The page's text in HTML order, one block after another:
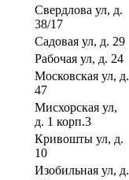
Свердлова ул, д.
38/17
Садовая ул, д. 29
Рабочая ул, д. 24
Московская ул, д.
47
Мисхорская ул,
д. 1 корп.3
Кривошты ул, д.
10
Изобильная ул, д.